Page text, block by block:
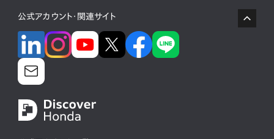
公式アカウント・関連サイト